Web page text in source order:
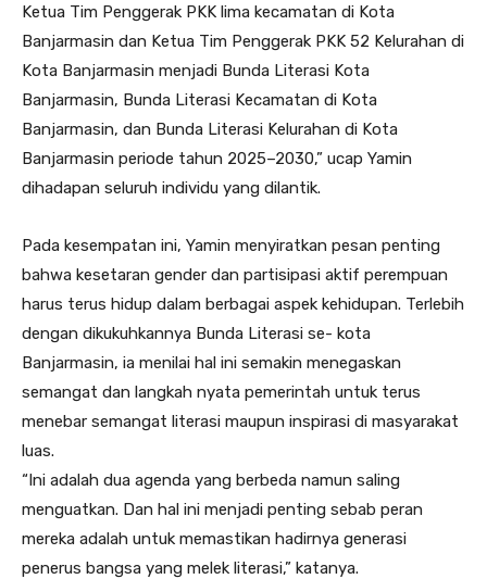
Ketua Tim Penggerak PKK lima kecamatan di Kota
Banjarmasin dan Ketua Tim Penggerak PKK 52 Kelurahan di
Kota Banjarmasin menjadi Bunda Literasi Kota
Banjarmasin, Bunda Literasi Kecamatan di Kota
Banjarmasin, dan Bunda Literasi Kelurahan di Kota
Banjarmasin periode tahun 2025–2030,” ucap Yamin
dihadapan seluruh individu yang dilantik.
Pada kesempatan ini, Yamin menyiratkan pesan penting
bahwa kesetaran gender dan partisipasi aktif perempuan
harus terus hidup dalam berbagai aspek kehidupan. Terlebih
dengan dikukuhkannya Bunda Literasi se- kota
Banjarmasin, ia menilai hal ini semakin menegaskan
semangat dan langkah nyata pemerintah untuk terus
menebar semangat literasi maupun inspirasi di masyarakat
luas.
“Ini adalah dua agenda yang berbeda namun saling
menguatkan. Dan hal ini menjadi penting sebab peran
mereka adalah untuk memastikan hadirnya generasi
penerus bangsa yang melek literasi,” katanya.